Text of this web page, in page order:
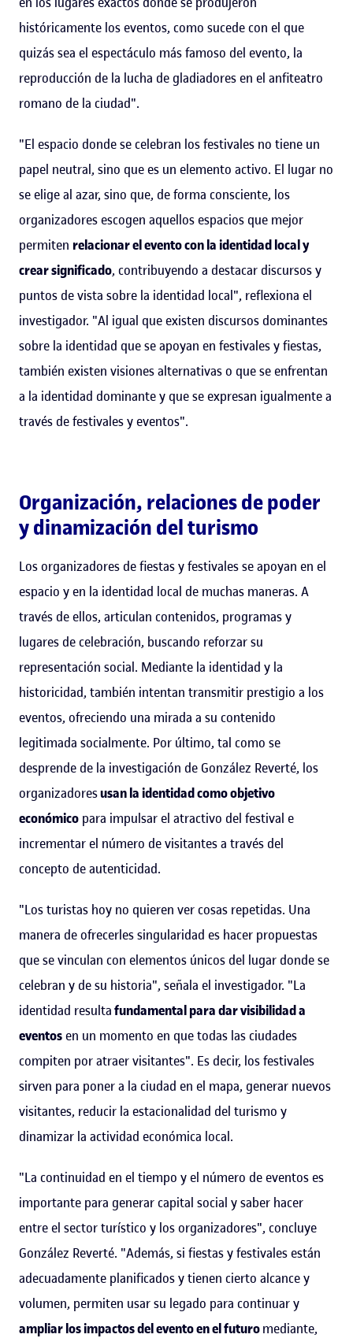
históricamente los eventos, como sucede con el que
quizás sea el espectáculo más famoso del evento, la
reproducción de la lucha de gladiadores en el anfiteatro
romano de la ciudad".
"El espacio donde se celebran los festivales no tiene un
papel neutral, sino que es un elemento activo. El lugar no
se elige al azar, sino que, de forma consciente, los
organizadores escogen aquellos espacios que mejor
permiten relacionar el evento con la identidad local y
crear significado, contribuyendo a destacar discursos y
puntos de vista sobre la identidad local", reflexiona el
investigador. "Al igual que existen discursos dominantes
sobre la identidad que se apoyan en festivales y fiestas,
también existen visiones alternativas o que se enfrentan
a la identidad dominante y que se expresan igualmente a
través de festivales y eventos".
Organización, relaciones de poder
y dinamización del turismo
Los organizadores de fiestas y festivales se apoyan en el
espacio y en la identidad local de muchas maneras. A
través de ellos, articulan contenidos, programas y
lugares de celebración, buscando reforzar su
representación social. Mediante la identidad y la
historicidad, también intentan transmitir prestigio a los
eventos, ofreciendo una mirada a su contenido
legitimada socialmente. Por último, tal como se
desprende de la investigación de González Reverté, los
organizadoresusan la identidad como objetivo
económico para impulsar el atractivo del festival e
incrementar el número de visitantes a través del
concepto de autenticidad.
"Los turistas hoy no quieren ver cosas repetidas. Una
manera de ofrecerles singularidad es hacer propuestas
que se vinculan con elementos únicos del lugar donde se
celebran y de su historia", señala el investigador. "La
identidad resultafundamental para dar visibilidad a
eventosen un momento en que todas las ciudades
compiten por atraer visitantes". Es decir, los festivales
sirven para poner a la ciudad en el mapa, generar nuevos
visitantes, reducir la estacionalidad del turismo y
dinamizar la actividad económica local.
"La continuidad en el tiempo y el número de eventos es
importante para generar capital social y saber hacer
entre el sector turístico y los organizadores", concluye
González Reverté. "Además, si fiestas y festivales están
adecuadamente planificados y tienen cierto alcance y
volumen, permiten usar su legado para continuar y
ampliar los impactos del evento en el futuromediante,